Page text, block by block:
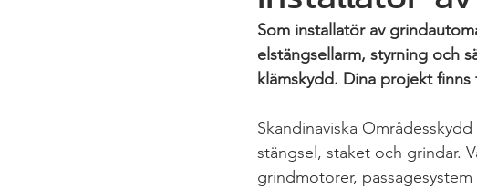
Som installatör av
elstängsellarm, styrning och
klämskydd. Dina projekt
Skandinaviska
stängsel, staket och grindar.
grindmotorer,